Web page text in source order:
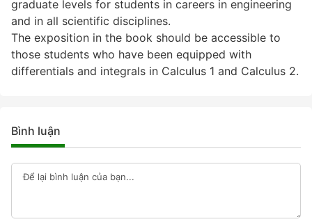
graduate levels for students in careers in engineering
and in all scientific disciplines.
The exposition in the book should be accessible to
those students who have been equipped with
differentials and integrals in Calculus 1 and Calculus 2.
Bình luận